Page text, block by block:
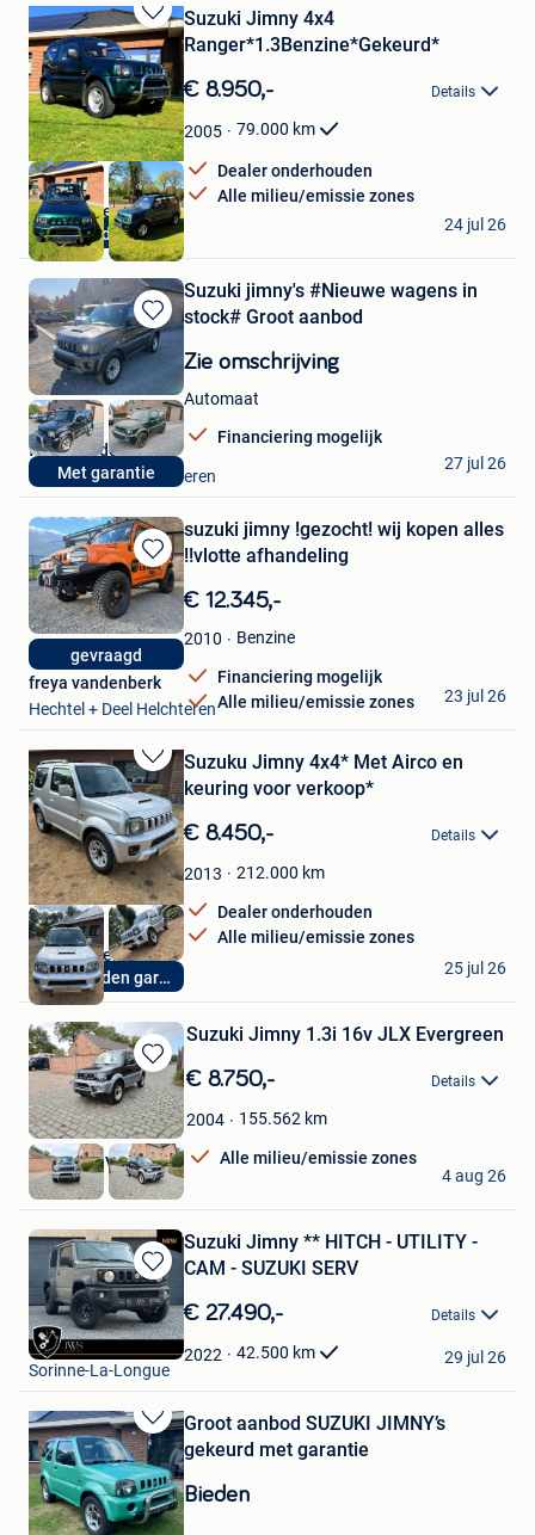
Bewaren
in
Mijn
Favorieten
12maanden garantie
Suzuki Jimny 4x4
Ranger*1.3Benzine*Gekeurd*
€ 8.950,- Details
2005 79.000 km
Dealer onderhouden
Alle milieu/emissie zones
Autohandel LV
Balen
24 jul 26
Bewaren
in
Mijn
Favorieten
Met garantie
Suzuki jimny's #Nieuwe wagens in
stock# Groot aanbod
Zie omschrijving
Automaat
Financiering mogelijk
freya vandenberk
Hechtel + Deel Helchteren
27 jul 26
Bewaren
in
Mijn
Favorieten
gevraagd
suzuki jimny !gezocht! wij kopen alles
!!vlotte afhandeling
€ 12.345,-
2010 Benzine
Financiering mogelijk
Alle milieu/emissie zones
freya vandenberk
Hechtel + Deel Helchteren
23 jul 26
Bewaren
in
Mijn
Favorieten
12maanden garantie
Suzuku Jimny 4x4* Met Airco en
keuring voor verkoop*
€ 8.450,- Details
2013 212.000 km
Dealer onderhouden
Alle milieu/emissie zones
Autohandel LV
Balen
25 jul 26
Bewaren
in
Mijn
Favorieten
Suzuki Jimny 1.3i 16v JLX Evergreen
€ 8.750,- Details
2004 155.562 km
Alle milieu/emissie zones
4x4Only BV
Oostham
4 aug 26
Bewaren
in
Mijn
Favorieten
Suzuki Jimny ** HITCH - UTILITY -
CAM - SUZUKI SERV
€ 27.490,- Details
2022 42.500 km
JWS Automotive
Sorinne-La-Longue
29 jul 26
Bewaren
in
Mijn
Favorieten
Groot aanbod SUZUKI JIMNY’s
gekeurd met garantie
Bieden